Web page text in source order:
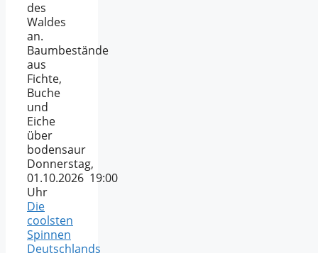
des
Waldes
an.
Baumbestände
aus
Fichte,
Buche
und
Eiche
über
bodensaur
Donnerstag,
01.10.2026 19:00
Uhr
Die
coolsten
Spinnen
Deutschlands